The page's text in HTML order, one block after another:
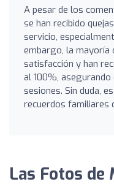
A pesar de los
se han recibido
servicio,
embargo, la mayoría
satisfacción y han
al 100%,
sesiones. Sin duda,
recuerdos familiares
Las Fotos de